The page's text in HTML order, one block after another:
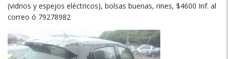
(vidrios y espejos eléctricos), bolsas buenas, rines, $4600 Inf. al
correo ó 79278982